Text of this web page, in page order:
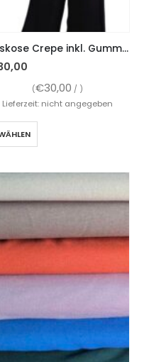
Papierschnitt Amela, 3 Meter Viskose Crepe inkl. Gummiband
(€30,00 / )
Lieferzeit: nicht angegeben